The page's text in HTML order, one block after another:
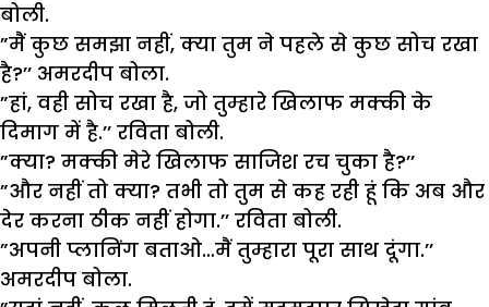
बोली.
”मैं कुछ समझा नहीं, क्या तुम ने पहले से कुछ सोच रखा
है?’’ अमरदीप बोला.
”हां, वही सोच रखा है, जो तुम्हारे खिलाफ मक्की के
दिमाग में है.’’ रविता बोली.
”क्या? मक्की मेरे खिलाफ साजिश रच चुका है?’’
”और नहीं तो क्या? तभी तो तुम से कह रही हूं कि अब और
देर करना ठीक नहीं होगा.’’ रविता बोली.
”अपनी प्लानिंग बताओ…मैं तुम्हारा पूरा साथ दूंगा.’’
अमरदीप बोला.